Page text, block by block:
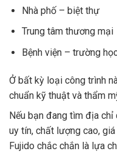
Nhà phố – biệt thự
Trung tâm thương mại
Bệnh viện – trường
Ở bất kỳ loại công trình
chuẩn kỹ thuật và thẩm
Nếu bạn đang tìm địa
uy tín, chất lượng cao,
Fujido chắc chắn là lựa